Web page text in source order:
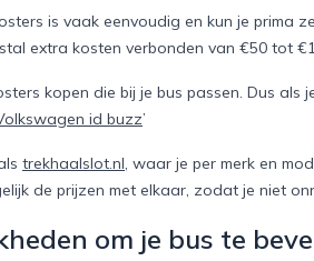
is vaak eenvoudig en kun je prima
extra kosten verbonden van €50 tot
kopen die bij je bus passen. Dus als
id buzz’
trekhaalslot.nl, waar je per merk en
de prijzen met elkaar, zodat je niet
om je bus te